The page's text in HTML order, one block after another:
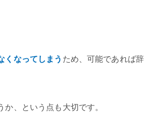
くなってしまう ため、可能であれば辞
、という点も大切です。